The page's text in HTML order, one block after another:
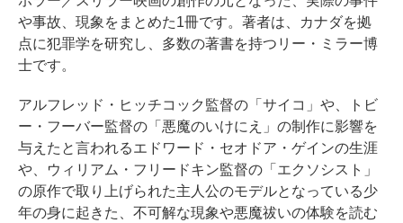
や事故、現象をまとめた1冊です。著者は、カナダを拠
点に犯罪学を研究し、多数の著書を持つリー・ミラー博
士です。
アルフレッド・ヒッチコック監督の「サイコ」や、トビ
ー・フーバー監督の「悪魔のいけにえ」の制作に影響を
与えたと言われるエドワード・セオドア・ゲインの生涯
や、ウィリアム・フリードキン監督の「エクソシスト」
の原作で取り上げられた主人公のモデルとなっている少
年の身に起きた、不可解な現象や悪魔祓いの体験を読む